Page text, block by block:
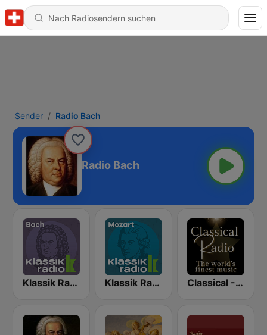
Sender Radio Bach
Radio Bach
Klassik Radio Bach Klassik Radio Mozart Classical - JS Bach